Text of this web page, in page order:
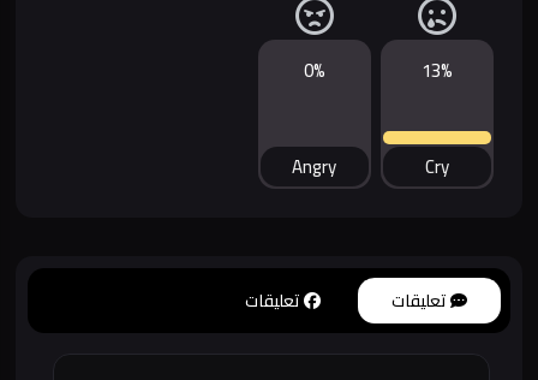
13%
Cry
0%
Angry
تعليقات تعليقات